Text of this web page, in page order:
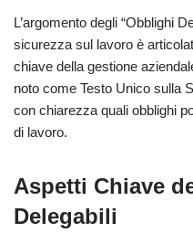
L’argomento degli “Obblighi
sicurezza sul lavoro è
chiave della gestione
noto come Testo Unico sulla
con chiarezza quali obblighi
di lavoro.
Aspetti Chiave
Delegabili